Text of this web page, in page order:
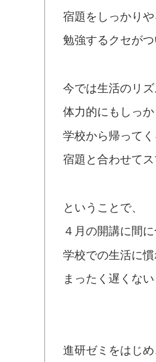
宿題をしっかりや
勉強するクセがつ
今では生活のリ
体力的にもしっか
学校から帰って
宿題と合わせて
ということで、
４月の開講に間
学校での生活に
まったく遅くな
進研ゼミをはじめ